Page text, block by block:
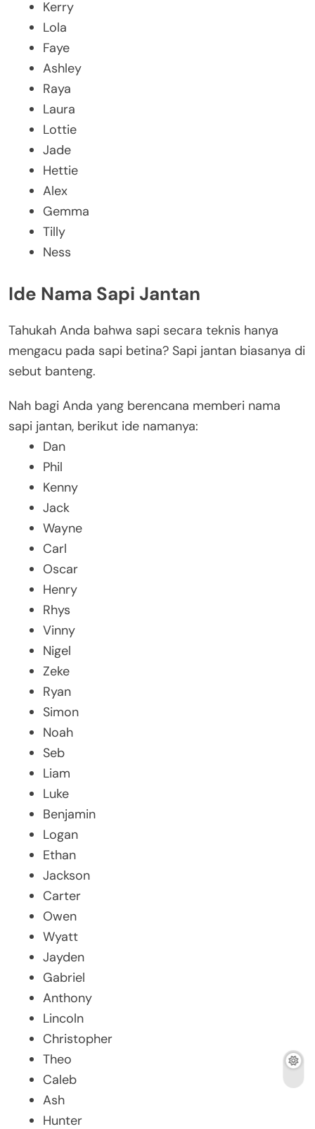
Kerry
Lola
Faye
Ashley
Raya
Laura
Lottie
Jade
Hettie
Alex
Gemma
Tilly
Ness
Ide Nama Sapi Jantan
Tahukah Anda bahwa sapi secara teknis hanya
mengacu pada sapi betina? Sapi jantan biasanya di
sebut banteng.
Nah bagi Anda yang berencana memberi nama
sapi jantan, berikut ide namanya:
Dan
Phil
Kenny
Jack
Wayne
Carl
Oscar
Henry
Rhys
Vinny
Nigel
Zeke
Ryan
Simon
Noah
Seb
Liam
Luke
Benjamin
Logan
Ethan
Jackson
Carter
Owen
Wyatt
Jayden
Gabriel
Anthony
Lincoln
Christopher
Theo
Caleb
Ash
Hunter